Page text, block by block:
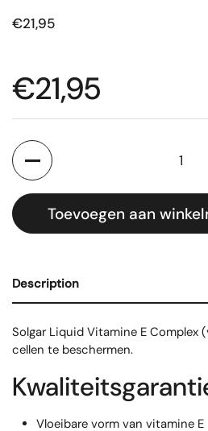
€21,95
€21,95
Aantal
Toevoegen aan
Description
Solgar Liquid Vitamine E Complex
cellen te beschermen.
Vloeibare vorm van vitamine E